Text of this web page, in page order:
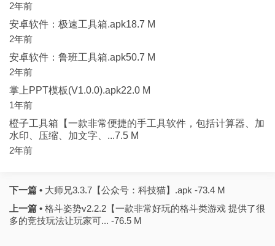
2年前
安卓软件：极速工具箱.apk18.7 M
2年前
安卓软件：鲁班工具箱.apk50.7 M
2年前
掌上PPT模板(V1.0.0).apk22.0 M
1年前
橙子工具箱【一款非常便捷的手工具软件，包括计算器、加
水印、压缩、加文字、...7.5 M
2年前
下一篇 • 大师兄3.3.7【公众号：科技猫】.apk -73.4 M
上一篇 • 格斗姿势v2.2.2【一款非常好玩的格斗类游戏 提供了很
多的竞技玩法让玩家可... -76.5 M